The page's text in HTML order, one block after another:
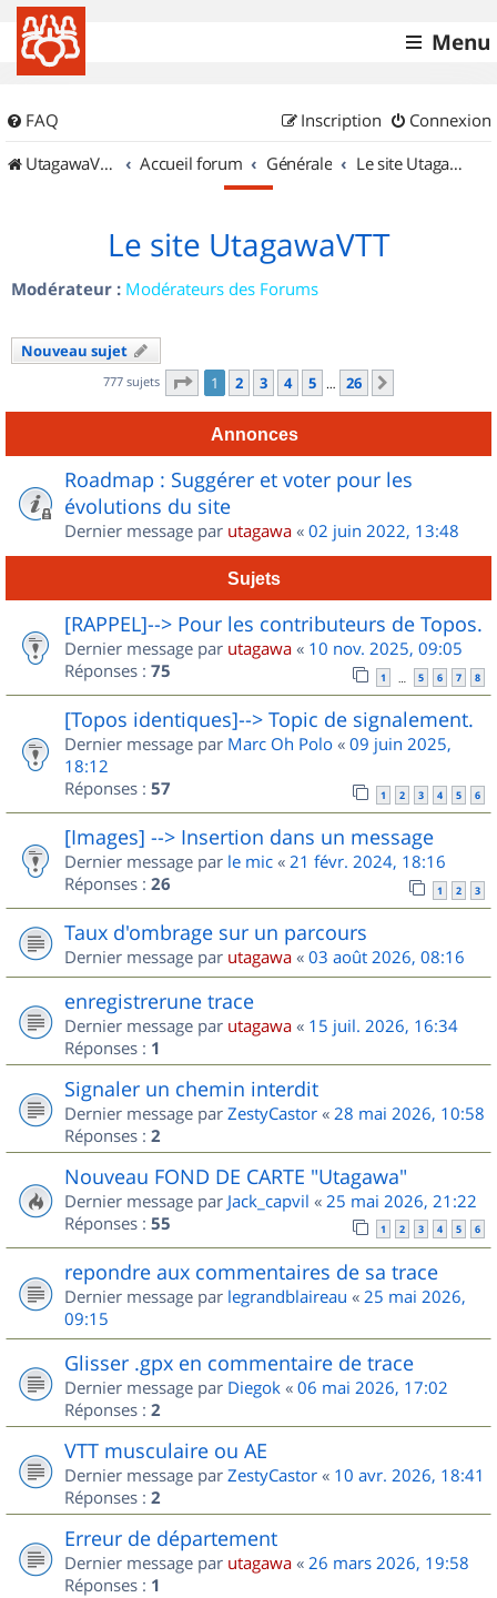
Menu
FAQ Connexion
Inscription
UtagawaVTT (Randos VTT et VTTAE avec traces GPS)
Accueil forum Générale Le site UtagawaVTT
Le site UtagawaVTT
Modérateur : Modérateurs des Forums
Nouveau sujet
777 sujets Page 1sur
1 2 3 4 5 … 26
Annonces
Roadmap : Suggérer et voter pour les
évolutions du site
Dernier message par utagawa « 02 juin 2022, 13:48
Sujets
[RAPPEL]--> Pour les contributeurs de Topos.
Dernier message par utagawa « 10 nov. 2025, 09:05
Réponses : 75 1 … 5 6 7 8
[Topos identiques]--> Topic de signalement.
Dernier message par Marc Oh Polo « 09 juin 2025,
18:12
Réponses : 57 1 2 3 4 5 6
[Images] --> Insertion dans un message
Dernier message par le mic « 21 févr. 2024, 18:16
Réponses : 26 1 2 3
Taux d'ombrage sur un parcours
Dernier message par utagawa « 03 août 2026, 08:16
enregistrerune trace
Dernier message par utagawa « 15 juil. 2026, 16:34
Réponses : 1
Signaler un chemin interdit
Dernier message par ZestyCastor « 28 mai 2026, 10:58
Réponses : 2
Nouveau FOND DE CARTE "Utagawa"
Dernier message par Jack_capvil « 25 mai 2026, 21:22
Réponses : 55 1 2 3 4 5 6
repondre aux commentaires de sa trace
Dernier message par legrandblaireau « 25 mai 2026,
09:15
Glisser .gpx en commentaire de trace
Dernier message par Diegok « 06 mai 2026, 17:02
Réponses : 2
VTT musculaire ou AE
Dernier message par ZestyCastor « 10 avr. 2026, 18:41
Réponses : 2
Erreur de département
Dernier message par utagawa « 26 mars 2026, 19:58
Réponses : 1